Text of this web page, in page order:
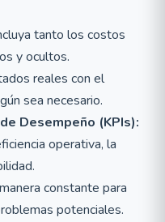
tanto los costos
y ocultos.
reales con el
sea necesario.
Desempeño (KPIs):
operativa, la
constante para
potenciales.